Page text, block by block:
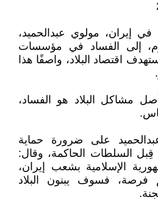
إيران، مولوي عبدالحميد،
إلى الفساد في مؤسسات
اقتصاد البلاد، واصفًا هذا
مشاكل البلاد هو الفساد،
على ضرورة حماية
قِبل السلطات الحاكمة، وقال:
الإسلامية بشعب إيران،
فرصة، فسوف يبنون البلاد